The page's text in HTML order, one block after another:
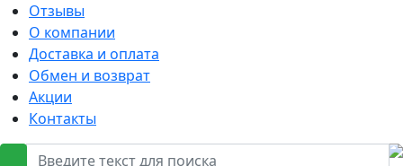
Отзывы
О компании
Доставка и оплата
Обмен и возврат
Акции
Контакты